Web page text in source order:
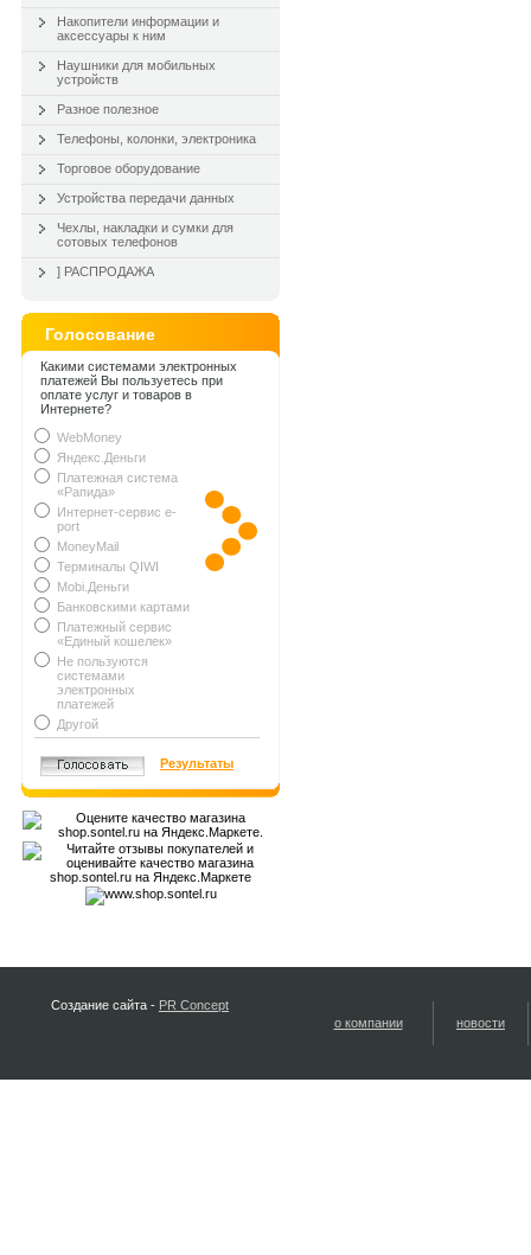
Накопители информации и
аксессуары к ним
Наушники для мобильных
устройств
Разное полезное
Телефоны, колонки, электроника
Торговое оборудование
Устройства передачи данных
Чехлы, накладки и сумки для
сотовых телефонов
] РАСПРОДАЖА
Голосование
Какими системами электронных
платежей Вы пользуетесь при
оплате услуг и товаров в
Интернете?
WebMoney
Яндекс.Деньги
Платежная система
«Рапида»
Интернет-сервис e-
port
MoneyMail
Терминалы QIWI
Mobi.Деньги
Банковскими картами
Платежный сервис
«Единый кошелек»
Не пользуются
системами
электронных
платежей
Другой
Результаты
Создание сайта - PR Concept
о компании
новости